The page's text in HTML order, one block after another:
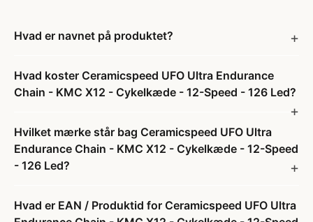
Hvad er navnet på produktet?
Hvad koster Ceramicspeed UFO Ultra Endurance
Chain - KMC X12 - Cykelkæde - 12-Speed - 126 Led?
Hvilket mærke står bag Ceramicspeed UFO Ultra
Endurance Chain - KMC X12 - Cykelkæde - 12-Speed
- 126 Led?
Hvad er EAN / Produktid for Ceramicspeed UFO Ultra